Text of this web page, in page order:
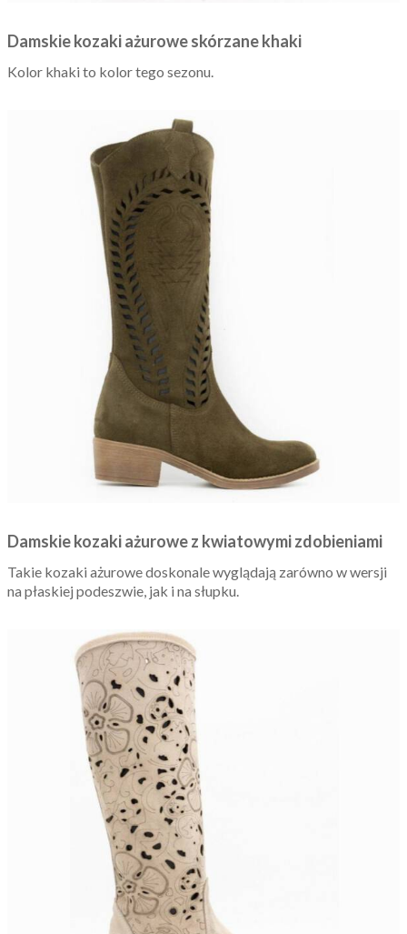
Damskie kozaki ażurowe skórzane khaki
Kolor khaki to kolor tego sezonu.
Damskie kozaki ażurowe z kwiatowymi zdobieniami
Takie kozaki ażurowe doskonale wyglądają zarówno w wersji
na płaskiej podeszwie, jak i na słupku.